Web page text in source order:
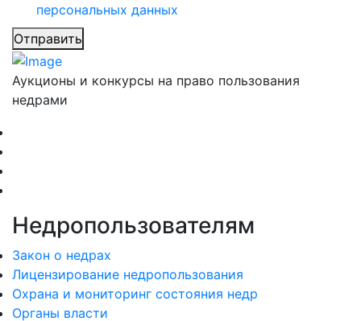
персональных данных
Отправить
Аукционы и конкурсы на право пользования
недрами
Недропользователям
Закон о недрах
Лицензирование недропользования
Охрана и мониторинг состояния недр
Органы власти